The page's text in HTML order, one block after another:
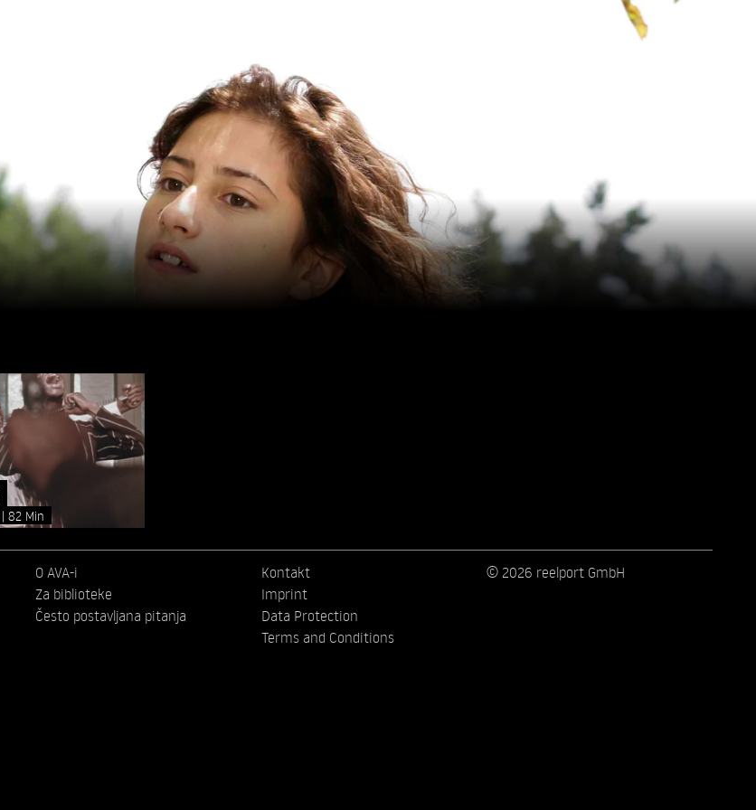
82 Min
O AVA-i
Za biblioteke
Često postavljana pitanja
Kontakt
Imprint
Data Protection
Terms and Conditions
© 2026 reelport GmbH